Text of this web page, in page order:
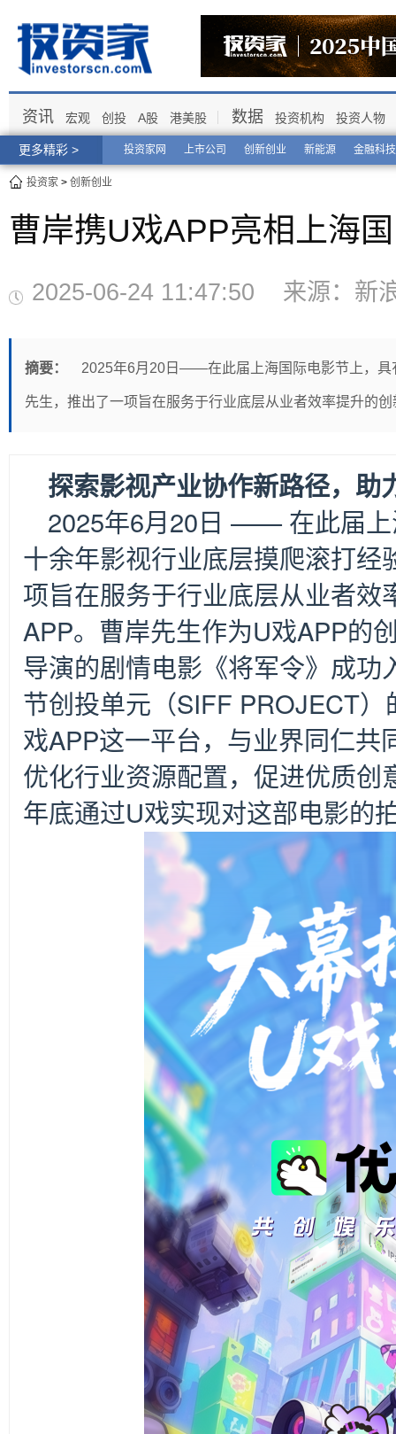
更多精彩 > 投资家网 上市公司 创新创业 新能源 金融科技
资讯 宏观 创投 A股 港美股 数据 投资机构 投资人物
投资家 > 创新创业
曹岸携U戏APP亮相上海
2025-06-24 11:47:50 来源：
摘要： 2025年6月20日——在此届上海国际电影节上，具
先生，推出了一项旨在服务于行业底层从业者效率提升的
探索影视产业协作新路径，助
2025年6月20日 —— 在此届上
十余年影视行业底层摸爬滚打经
项旨在服务于行业底层从业者
APP。曹岸先生作为U戏APP的
导演的剧情电影《将军令》成功
节创投单元（SIFF PROJECT
戏APP这一平台，与业界同仁共
优化行业资源配置，促进优质创
年底通过U戏实现对这部电影的